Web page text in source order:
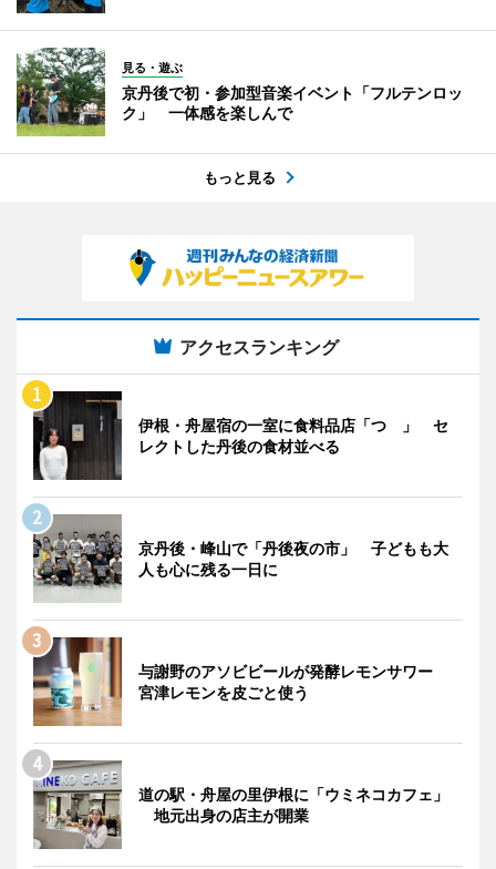
見る・遊ぶ
京丹後で初・参加型音楽イベント「フルテンロッ
ク」 一体感を楽しんで
もっと見る
アクセスランキング
伊根・舟屋宿の一室に食料品店「つゝ」 セ
レクトした丹後の食材並べる
京丹後・峰山で「丹後夜の市」 子どもも大
人も心に残る一日に
与謝野のアソビビールが発酵レモンサワー
宮津レモンを皮ごと使う
道の駅・舟屋の里伊根に「ウミネコカフェ」
地元出身の店主が開業